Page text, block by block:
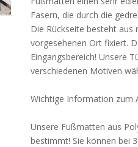
Fasern, die durch die
Die Rückseite besteht
vorgesehenen Ort fixiert.
Eingangsbereich! Unsere
verschiedenen Motiven
Wichtige Information zum
Unsere Fußmatten aus
bestimmt! Sie können bei